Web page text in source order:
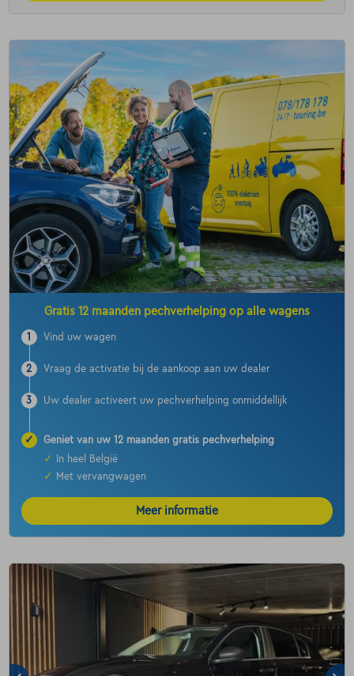
Gratis 12 maanden pechverhelping op alle wagens
1 Vind uw wagen
2 Vraag de activatie bij de aankoop aan uw dealer
3 Uw dealer activeert uw pechverhelping onmiddellijk
✓
Geniet van uw 12 maanden gratis pechverhelping
✓
In heel België
✓
Met vervangwagen
Meer informatie